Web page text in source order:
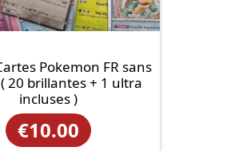
Pokemon FR sans
20 brillantes + 1 ultra
incluses )
€10.00